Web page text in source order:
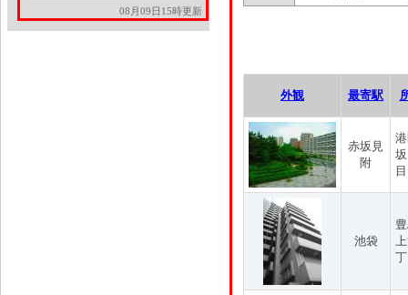
08月09日15時更新
外観 最寄駅
赤坂見
附
目
池袋